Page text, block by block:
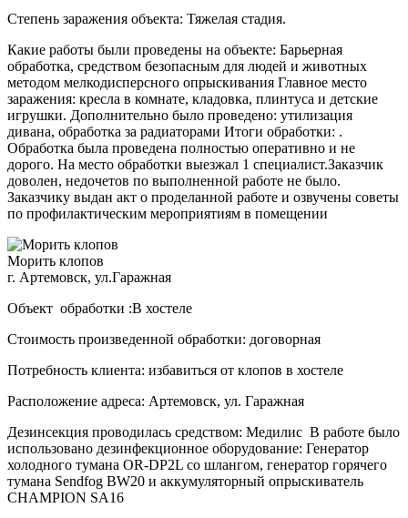
Степень заражения объекта: Тяжелая стадия.
Какие работы были проведены на объекте: Барьерная
обработка, средством безопасным для людей и животных
методом мелкодисперсного опрыскивания Главное место
заражения: кресла в комнате, кладовка, плинтуса и детские
игрушки. Дополнительно было проведено: утилизация
дивана, обработка за радиаторами Итоги обработки: .
Обработка была проведена полностью оперативно и не
дорого. На место обработки выезжал 1 специалист.Заказчик
доволен, недочетов по выполненной работе не было.
Заказчику выдан акт о проделанной работе и озвучены советы
по профилактическим мероприятиям в помещении
Морить клопов
г. Артемовск, ул.Гаражная
Объект обработки :В хостеле
Стоимость произведенной обработки: договорная
Потребность клиента: избавиться от клопов в хостеле
Расположение адреса: Артемовск, ул. Гаражная
Дезинсекция проводилась средством: Медилис В работе было
использовано дезинфекционное оборудование: Генератор
холодного тумана OR-DP2L со шлангом, генератор горячего
тумана Sendfog BW20 и аккумуляторный опрыскиватель
CHAMPION SA16